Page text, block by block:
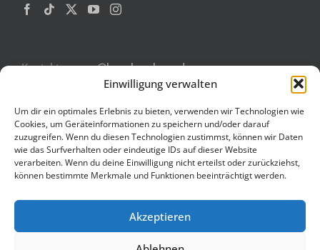
Einwilligung verwalten
Um dir ein optimales Erlebnis zu bieten, verwenden wir Technologien wie
Cookies, um Geräteinformationen zu speichern und/oder darauf
zuzugreifen. Wenn du diesen Technologien zustimmst, können wir Daten
wie das Surfverhalten oder eindeutige IDs auf dieser Website
verarbeiten. Wenn du deine Einwilligung nicht erteilst oder zurückziehst,
können bestimmte Merkmale und Funktionen beeinträchtigt werden.
Akzeptieren
Kontakt:games@haw-hamburg.de
Powered by Translate